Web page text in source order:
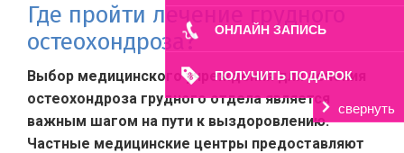
ОНЛАЙН ЗАПИСЬ
ПОЛУЧИТЬ ПОДАРОК
свернуть
Где пройти лечение грудного
остеохондроза?
Выбор медицинского учреждения для лечения
остеохондроза грудного отдела является
важным шагом на пути к выздоровлению.
Частные медицинские центры предоставляют